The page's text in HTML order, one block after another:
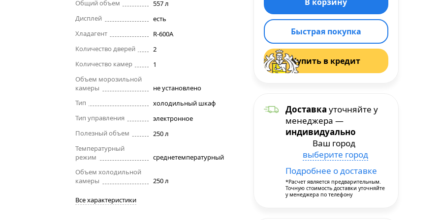
Общий объем
557 л
Дисплей
есть
Хладагент
R-600A
Количество дверей
2
Количество камер
1
Объем морозильной
камеры
не установлено
Тип
холодильный шкаф
Тип управления
электронное
Полезный объем
250 л
Температурный
режим
среднетемпературный
Объем холодильной
камеры
250 л
Все характеристики
Быстрая покупка
Купить в кредит
Доставка уточняйте у
менеджера —
индивидуально
Ваш город
выберите город
Подробнее о доставке
*Расчет является предварительным.
Точную стоимость доставки уточняйте
у менеджера по телефону